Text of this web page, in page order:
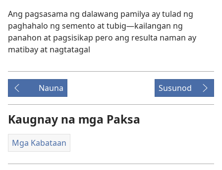
Ang pagsasama ng dalawang pamilya ay tulad ng
paghahalo ng semento at tubig​—kailangan ng
panahon at pagsisikap pero ang resulta naman ay
matibay at nagtatagal
Nauna Susunod
Kaugnay na mga Paksa
Mga Kabataan